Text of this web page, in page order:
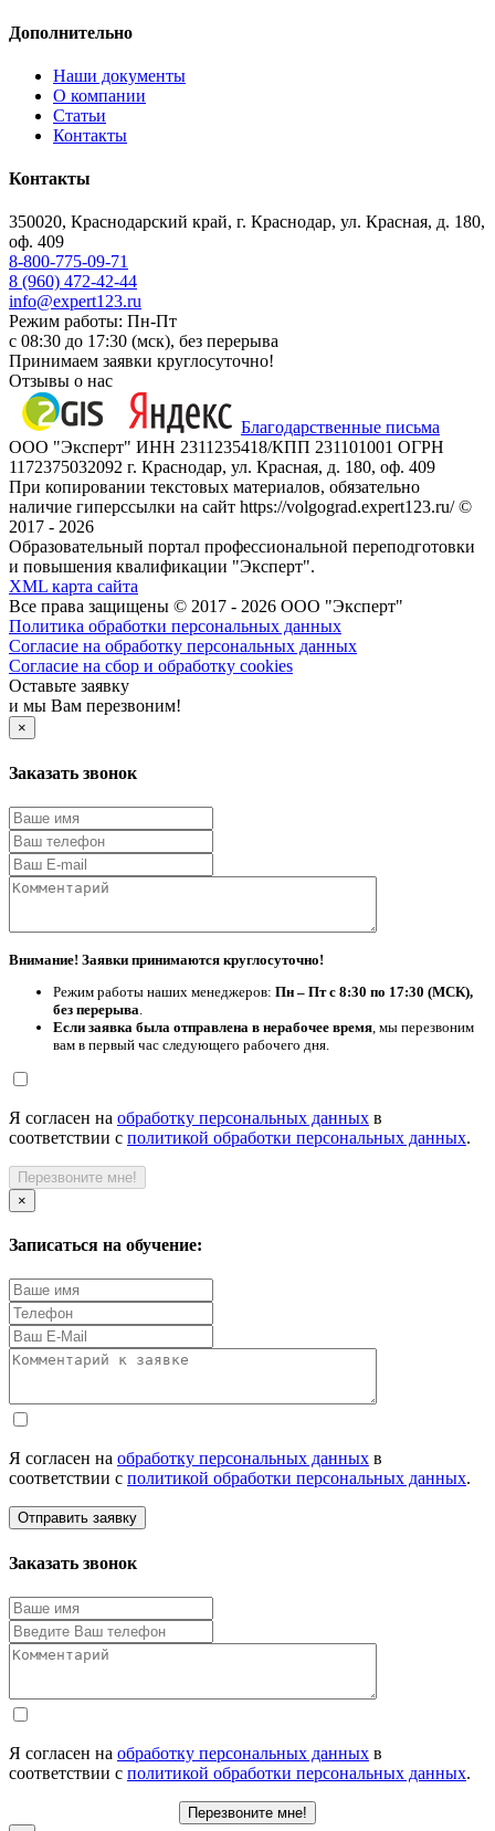
Дополнительно
Наши документы
О компании
Статьи
Контакты
Контакты
350020, Краснодарский край, г. Краснодар, ул. Красная, д. 180,
оф. 409
8-800-775-09-71
8 (960) 472-42-44
info@expert123.ru
Режим работы: Пн-Пт
с 08:30 до 17:30 (мск), без перерыва
Принимаем заявки круглосуточно!
Отзывы о нас
Благодарственные письма
ООО "Эксперт" ИНН 2311235418/КПП 231101001 ОГРН
1172375032092 г. Краснодар, ул. Красная, д. 180, оф. 409
При копировании текстовых материалов, обязательно
наличие гиперссылки на сайт https://volgograd.expert123.ru/ ©
2017 - 2026
Образовательный портал профессиональной переподготовки
и повышения квалификации "Эксперт".
XML карта сайта
Все права защищены © 2017 - 2026 ООО "Эксперт"
Политика обработки персональных данных
Согласие на обработку персональных данных
Согласие на сбор и обработку cookies
Оставьте заявку
и мы Вам перезвоним!
×
Заказать звонок
Внимание! Заявки принимаются круглосуточно!
Режим работы наших менеджеров: Пн – Пт с 8:30 по 17:30 (МСК),
без перерыва
Если заявка была отправлена в нерабочее время , мы перезвоним
вам в первый час следующего рабочего дня.
Я согласен на обработку персональных данных в
соответствии с политикой обработки персональных данных.
Перезвоните мне!
×
Записаться на обучение:
Я согласен на обработку персональных данных в
соответствии с политикой обработки персональных данных.
Отправить заявку
Заказать звонок
Я согласен на обработку персональных данных в
соответствии с политикой обработки персональных данных.
Перезвоните мне!